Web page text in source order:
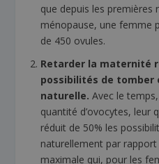
que depuis les premières
ménopause, une femme
de 450 ovules.
Retarder la maternité
possibilités de tomber
naturelle. Avec le
quantité d’ovocytes, leur
réduit de 50% les
naturellement par
maximale qui, pour les